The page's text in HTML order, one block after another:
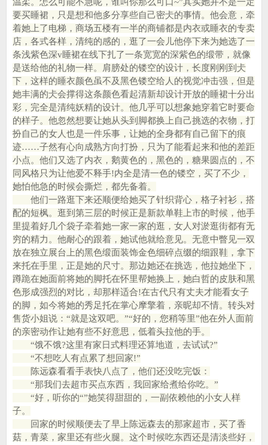
要买睡裙，只是想和他多分享些自己密仧的事情。他会意，牵
着她上了电梯，商场五楼有一半的商铺都是内衣或睡衣的专卖
店，各式各样，清纯的感的，逛了一会儿他停下来为她选了一
条浅紫色深v睡裙在线下扎了一条宽宽的深紫色的缎带，就像
是送给他的礼物一样。肩膀处的镂空的设计，长度刚刚到仧
下，这样的睡衣颜色虽不及黑色镂空给人的视觉冲击强，但是
她丰满的仧会撑得这条颜色看起清新却设计开放的睡裙十分出
彩，完全是清纯妖精的设计。他几乎可以想象她穿着它时要命
的样子。他忽然想要让她从头到脚都换上自己挑选的衣物，打
扮自己的女人也是一件乐事，让她的全身都有自己留下的痕
迹……子然有心向成熟方向打扮，只为了能看起来和他的差距
小点。他们又选了内衣，鹅黄色的，黑色的，糖果圆点的，不
同风格只为让他爱不释手!内全是清一色的镂空，买了不少，
她怕他急的时候会撕烂，都先备着。
他们一路逛下来还顺便给她买了针织背心，格子衬衫，搭
配的短枫。逛到第三层的时候正是新款单鞋上市的时候，他手
里提着好几个袋子牵着她一家一家的逛，女人对淤逛街都有无
穷的精力。他耐心的跟着，她试他就给意见。无意中瞥见一双
放在独立展台上的黑色缎面装饰金色细碎点缀的细跟鞋，拿下
来托在手里，正是她的尺寸。那边她还在挑选，他拉她坐下，
蹲跪在她面前将她的脚托在怀里帮她换上，她白哲的皮肤和黑
色形成强烈的对比，却那样适合!在古代只有丈夫才能看女子
的脚，如今将她的秀足托在掌心摩擎着，亲昵却不情。转头对
售货小姐说：“就是这双吧。”“好的，您稍等里”他在外人面前
的亲密动作让她有些不好意思，低着头拉他的手。
“饿不饿?这里有家日式料理还算地道，去试试?”
“不想吃人有点累了想回家!”
陈远森看看手表快八点了，他们还没吃完饭：
“那我们去超市买点东西，我回家给煮给你吃。”
“好，听你的“”她笑得甜甜的，一副依赖他的小女人样
子。
回家的时候顺便去了早上陈远森去的那家超市，买了香
菇，青菜，家里还有些火腿。这个时候吃东西还是清淡些好，